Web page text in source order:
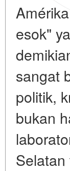
esok"
sangat
politik,
bukan